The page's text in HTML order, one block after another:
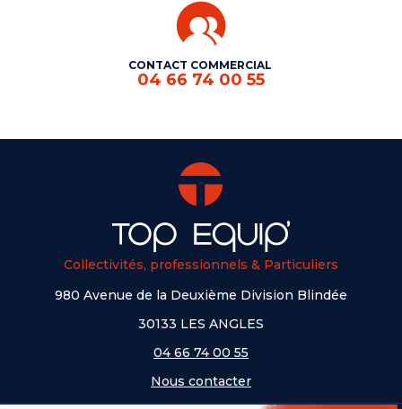
CONTACT COMMERCIAL
04 66 74 00 55
Collectivités, professionnels & Particuliers
980 Avenue de la Deuxième Division Blindée
30133 LES ANGLES
04 66 74 00 55
Nous contacter